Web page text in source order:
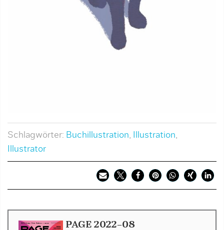
Schlagwörter: Buchillustration, Illustration,
Illustrator
PAGE 2022-08